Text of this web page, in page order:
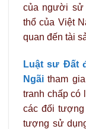
của người sử
thổ của Việt
quan đến tài
Luật sư Đất
Ngãitham
tranh chấp có
các đối
tượng sử